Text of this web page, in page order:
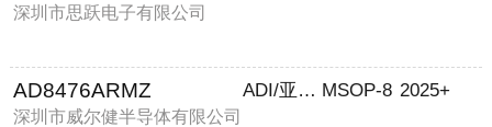
深圳市思跃电子有限公司
AD8476ARMZ
深圳市威尔健半导体有限公司
ADI/亚德诺 MSOP-8 2025+